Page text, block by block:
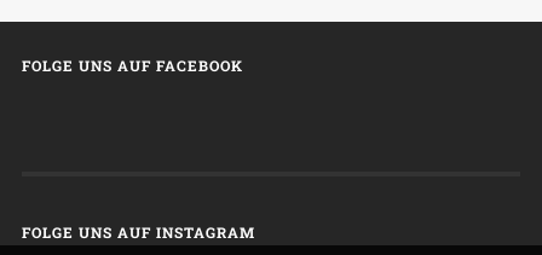
FOLGE UNS AUF FACEBOOK
FOLGE UNS AUF INSTAGRAM